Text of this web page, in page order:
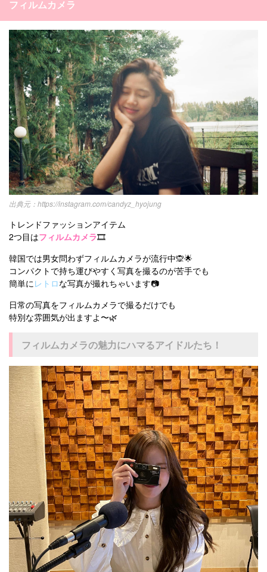
フィルムカメラ
https://instagram.com/candyz_hyojung
トレンドファッションアイテム
2つ目はフィルムカメラ🎞
韓国では男女問わずフィルムカメラが流行中🙊🌟
コンパクトで持ち運びやすく写真を撮るのが苦手でも
簡単にレトロな写真が撮れちゃいます📷
日常の写真をフィルムカメラで撮るだけでも
特別な雰囲気が出ますよ〜🌿
フィルムカメラの魅力にハマるアイドルたち！